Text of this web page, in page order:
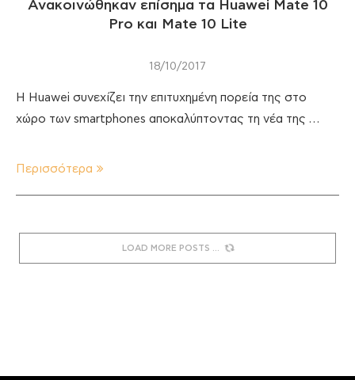
Ανακοινώθηκαν επίσημα τα Huawei Mate 10
Pro και Mate 10 Lite
18/10/2017
Η Huawei συνεχίζει την επιτυχημένη πορεία της στο
χώρο των smartphones αποκαλύπτοντας τη νέα της …
Περισσότερα
LOAD MORE POSTS